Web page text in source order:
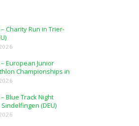
– Charity Run in Trier-
– European Junior
Championships in
Blue Track Night
(DEU)